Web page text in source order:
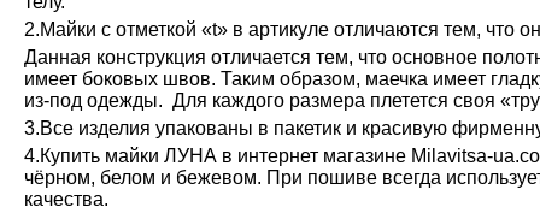
2.Майки с отметкой «t» в артикуле отличаются тем, что
Данная конструкция отличается тем, что основное
имеет боковых швов. Таким образом, маечка имеет
из-под одежды. Для каждого размера плетется своя
3.Все изделия упакованы в пакетик и красивую
4.Купить майки ЛУНА в интернет магазине Milavitsa-
чёрном, белом и бежевом. При пошиве всегда
качества.